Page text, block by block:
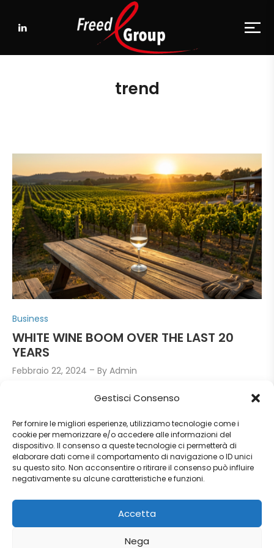
Gestisci Consenso
Per fornire le migliori esperienze, utilizziamo tecnologie come i
cookie per memorizzare e/o accedere alle informazioni del
dispositivo. Il consenso a queste tecnologie ci permetterà di
elaborare dati come il comportamento di navigazione o ID unici
su questo sito. Non acconsentire o ritirare il consenso può influire
negativamente su alcune caratteristiche e funzioni.
Accetta
Nega
trend
P
o
s
t
n
Business
WHITE WINE BOOM OVER THE LAST 20
YEARS
Febbraio 22, 2024 ByAdmin
Over the last twenty years in Italy, there has been
an increase in the consumption of white wine
(+10%) and rosé (+15.4%), while there has been a
decrease in the consumption of red wine (-30.6%).
This trend […]